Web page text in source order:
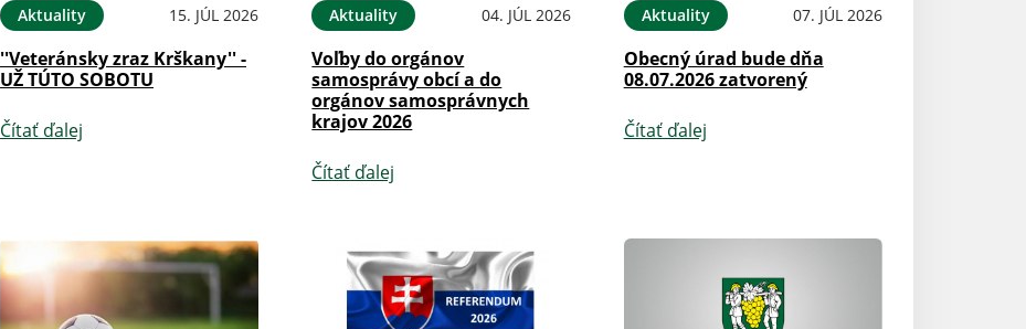
Aktuality 15. JÚL 2026
''Veteránsky zraz Krškany'' -
UŽ TÚTO SOBOTU
Čítať ďalej
Aktuality 04. JÚL 2026
Voľby do orgánov
samosprávy obcí a do
orgánov samosprávnych
krajov 2026
Čítať ďalej
Aktuality 07. JÚL 2026
Obecný úrad bude dňa
08.07.2026 zatvorený
Čítať ďalej